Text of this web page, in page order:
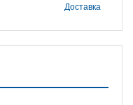
Доставка